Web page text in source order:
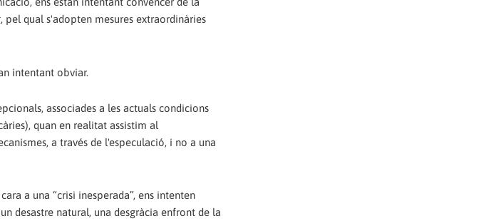
qual s'adopten mesures extraordinàries
intentant obviar.
associades a les actuals condicions
quan en realitat assistim al
a través de l'especulació, i no a una
a una “crisi inesperada”, ens intenten
desastre natural, una desgràcia enfront de la